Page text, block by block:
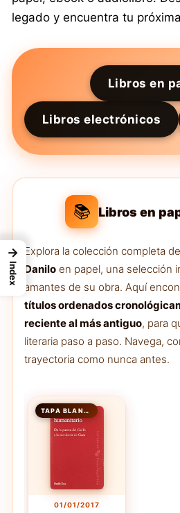
legado y encuentra tu
Libros en
Libros electrónicos
📚 Libros en
Explora la colección completa de
Danilo en papel, una selección
amantes de su obra. Aquí
títulos ordenados
reciente al más antiguo, para
literaria paso a paso. Navega,
trayectoria como nunca antes.
TAPA BLANDA
01/01/2017
→
Index